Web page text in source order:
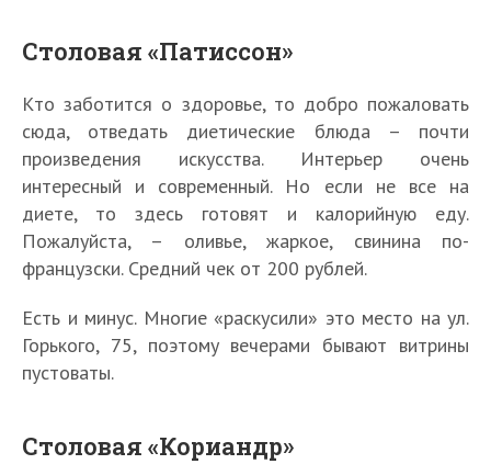
Столовая «Патиссон»
Кто заботится о здоровье, то добро пожаловать
сюда, отведать диетические блюда – почти
произведения искусства. Интерьер очень
интересный и современный. Но если не все на
диете, то здесь готовят и калорийную еду.
Пожалуйста, – оливье, жаркое, свинина по-
французски. Средний чек от 200 рублей.
Есть и минус. Многие «раскусили» это место на ул.
Горького, 75, поэтому вечерами бывают витрины
пустоваты.
Столовая «Кориандр»